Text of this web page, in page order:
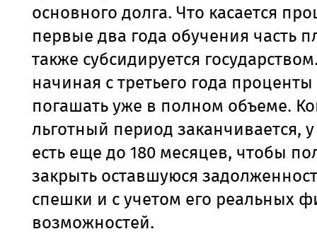
основного долга. Что касается
первые два года обучения часть
также субсидируется
начиная с третьего года
погашать уже в полном объеме.
льготный период заканчивается,
есть еще до 180 месяцев, чтобы
закрыть оставшуюся
спешки и с учетом его реальных
возможностей.